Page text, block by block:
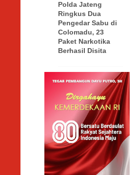
Polda Jateng
Ringkus Dua
Pengedar Sabu di
Colomadu, 23
Paket Narkotika
Berhasil Disita